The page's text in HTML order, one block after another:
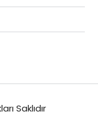
Saklıdır